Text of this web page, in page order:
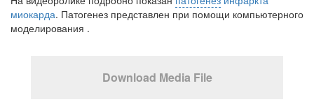
миокарда. Патогенез представлен при помощи компьютерного
моделирования .
Download Media File